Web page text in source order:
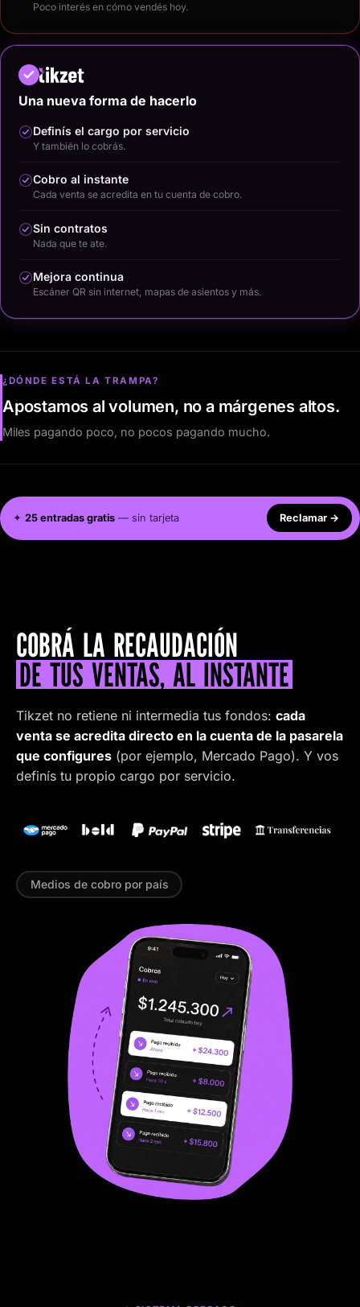
Poco interés en cómo vendés hoy.
Una nueva forma de hacerlo
Definís el cargo por servicio
Y también lo cobrás.
Cobro al instante
Cada venta se acredita en tu cuenta de cobro.
Sin contratos
Nada que te ate.
Mejora continua
Escáner QR sin internet, mapas de asientos y más.
¿DÓNDE ESTÁ LA TRAMPA?
Apostamos al volumen, no a márgenes altos.
Miles pagando poco, no pocos pagando mucho.
✦ 25 entradas gratis — sin tarjeta Reclamar →
COBRÁ LA RECAUDACIÓN
DE TUS VENTAS, AL INSTANTE
Tikzet no retiene ni intermedia tus fondos: cada
venta se acredita directo en la cuenta de la pasarela
que configures (por ejemplo, Mercado Pago). Y vos
definís tu propio cargo por servicio.
Medios de cobro por país